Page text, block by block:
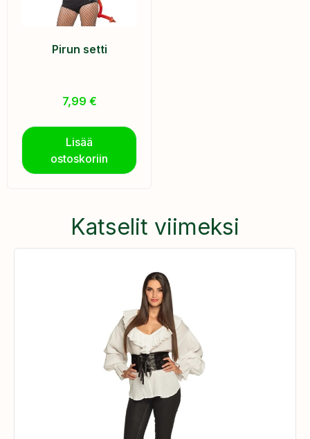
Pirun setti
7,99 €
Lisää
ostoskoriin
Katselit viimeksi